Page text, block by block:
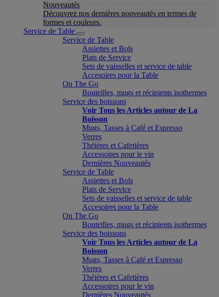
Nouveautés
Découvrez nos dernières nouveautés en termes de
formes et couleurs.
Service de Table
Service de Table
Assiettes et Bols
Plats de Service
Sets de vaisselles et service de table
Accesoires pour la Table
On The Go
Bouteilles, mugs et récipients isothermes
Service des boissons
Voir Tous les Articles autour de La
Boisson
Mugs, Tasses à Café et Espresso
Verres
Théières et Cafetières
Accessoires pour le vin
Dernières Nouveautés
Service de Table
Assiettes et Bols
Plats de Service
Sets de vaisselles et service de table
Accesoires pour la Table
On The Go
Bouteilles, mugs et récipients isothermes
Service des boissons
Voir Tous les Articles autour de La
Boisson
Mugs, Tasses à Café et Espresso
Verres
Théières et Cafetières
Accessoires pour le vin
Dernières Nouveautés